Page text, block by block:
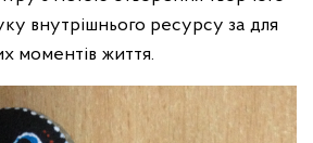
внутрішнього ресурсу за для
моментів життя.